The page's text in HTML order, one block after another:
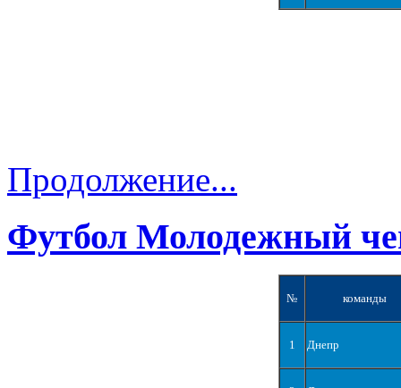
Продолжение...
Футбол Молодежный
№ команды
1 Днепр